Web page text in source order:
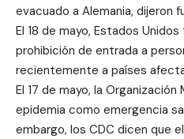
evacuado a Alemania, dijeron
El 18 de mayo, Estados
prohibición de entrada a
recientemente a países
El 17 de mayo, la
epidemia como emergencia
embargo, los CDC dicen que